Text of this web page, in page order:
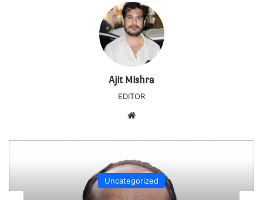
Ajit Mishra
EDITOR
Uncategorized